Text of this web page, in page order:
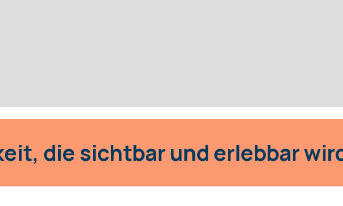
die sichtbar und erlebbar